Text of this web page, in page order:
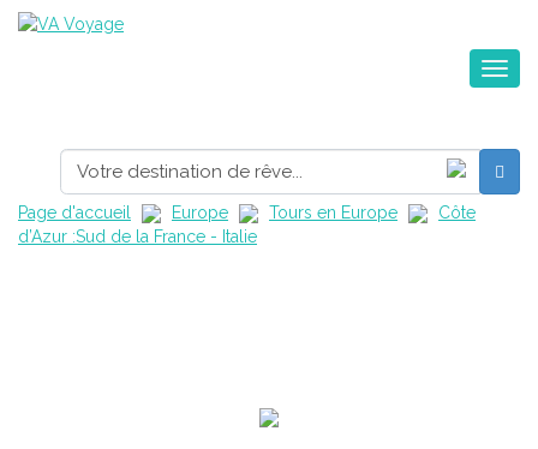
Toggle
Page d'accueil Europe Tours en Europe
Côte
d’Azur :Sud de la France - Italie